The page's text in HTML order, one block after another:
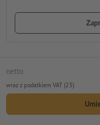
netto
wraz z podatkiem VAT (23)